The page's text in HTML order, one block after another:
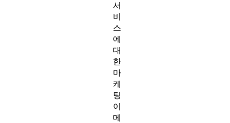
서
비
스
에
대
한
마
케
팅
이
메